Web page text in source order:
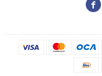
